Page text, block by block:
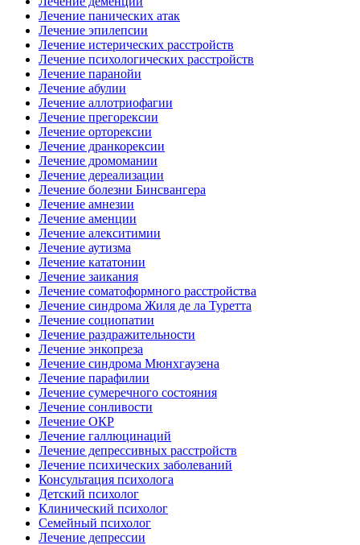
Лечение панических атак
Лечение эпилепсии
Лечение истерических расстройств
Лечение психологических расстройств
Лечение паранойи
Лечение абулии
Лечение аллотриофагии
Лечение прегорексии
Лечение орторексии
Лечение дранкорексии
Лечение дромомании
Лечение дереализации
Лечение болезни Бинсвангера
Лечение амнезии
Лечение аменции
Лечение алекситимии
Лечение аутизма
Лечение кататонии
Лечение заикания
Лечение соматоформного расстройства
Лечение синдрома Жиля де ла Туретта
Лечение социопатии
Лечение раздражительности
Лечение энкопреза
Лечение синдрома Мюнхгаузена
Лечение парафилии
Лечение сумеречного состояния
Лечение сонливости
Лечение ОКР
Лечение галлюцинаций
Лечение депрессивных расстройств
Лечение психических заболеваний
Консультация психолога
Детский психолог
Клинический психолог
Семейный психолог
Лечение депрессии